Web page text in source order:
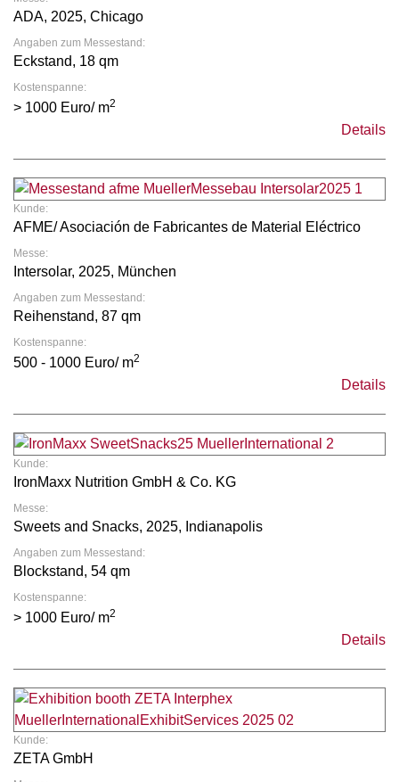
ADA, 2025, Chicago
Angaben zum Messestand:
Eckstand, 18 qm
Kostenspanne:
> 1000 Euro/ m2
Details
Kunde:
AFME/ Asociación de Fabricantes de Material Eléctrico
Messe:
Intersolar, 2025, München
Angaben zum Messestand:
Reihenstand, 87 qm
Kostenspanne:
500 - 1000 Euro/ m2
Details
Kunde:
IronMaxx Nutrition GmbH & Co. KG
Messe:
Sweets and Snacks, 2025, Indianapolis
Angaben zum Messestand:
Blockstand, 54 qm
Kostenspanne:
> 1000 Euro/ m2
Details
Kunde:
ZETA GmbH